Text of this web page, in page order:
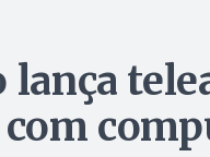
lança
com